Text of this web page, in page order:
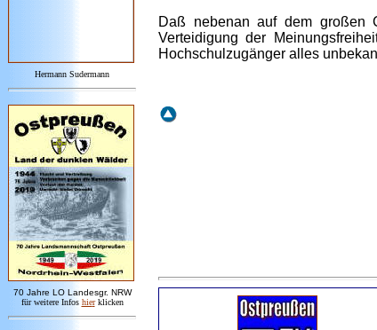
Hermann Sudermann
70 Jahre LO Landesgr. NRW
für weitere Infos hier klicken
Daß nebenan auf dem großen
Verteidigung der
Hochschulzugänger alles